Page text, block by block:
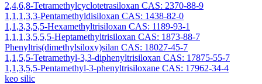
2,4,6,8-Tetramethylcyclotetrasiloxan CAS: 2370-88-9
1,1,1,3,3-Pentamethyldisiloxan CAS: 1438-82-0
1,1,3,3,5,5-Hexamethyltrisiloxan CAS: 1189-93-1
1,1,1,3,5,5,5-Heptamethyltrisiloxan CAS: 1873-88-7
Phenyltris(dimethylsiloxy)silan CAS: 18027-45-7
1,1,5,5-Tetramethyl-3,3-diphenyltrisiloxan CAS: 17875-55-7
1,1,3,5,5-Pentamethyl-3-phenyltrisiloxane CAS: 17962-34-4
keo silic